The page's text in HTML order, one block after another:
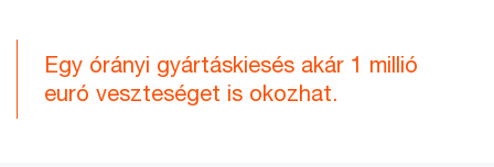
Egy órányi gyártáskiesés akár 1 millió
euró veszteséget is okozhat.